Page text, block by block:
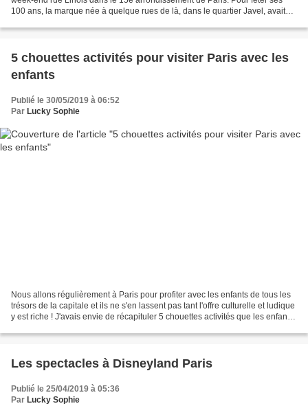
100 ans, la marque née à quelque rues de là, dans le quartier Javel, avait
5 chouettes activités pour visiter Paris avec les
enfants
Publié le 30/05/2019 à 06:52
Par Lucky Sophie
Nous allons régulièrement à Paris pour profiter avec les enfants de tous les
trésors de la capitale et ils ne s'en lassent pas tant l'offre culturelle et ludique
y est riche ! J'avais envie de récapituler 5 chouettes activités que les enfants
Les spectacles à Disneyland Paris
Publié le 25/04/2019 à 05:36
Par Lucky Sophie